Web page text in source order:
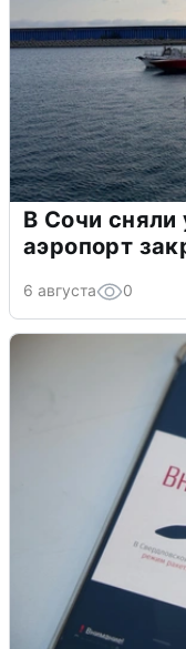
В Сочи сняли
аэропорт
6 августа 0